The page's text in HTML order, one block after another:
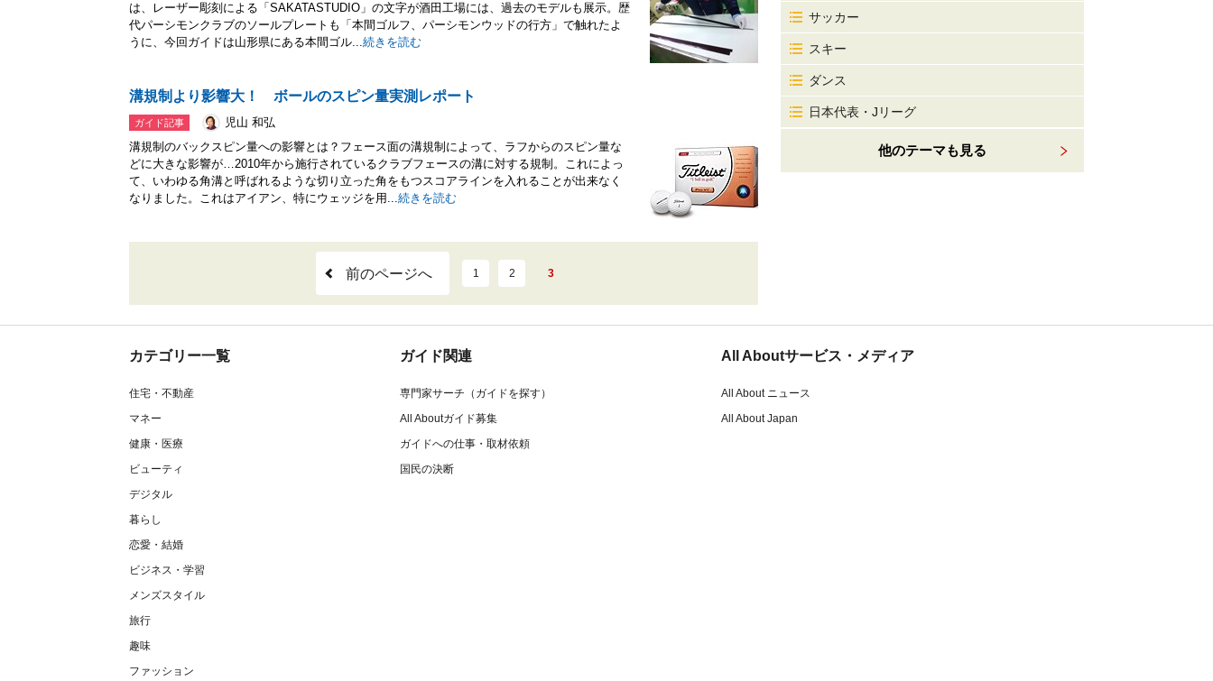
は、レーザー彫刻による「SAKATASTUDIO」の文字が酒田工場には、過去のモデルも展示。歴
代パーシモンクラブのソールプレートも「本間ゴルフ、パーシモンウッドの行方」で触れたよ
うに、今回ガイドは山形県にある本間ゴル...続きを読む
溝規制より影響大！ ボールのスピン量実測レポート
ガイド記事
児山 和弘
溝規制のバックスピン量への影響とは？フェース面の溝規制によって、ラフからのスピン量な
どに大きな影響が…2010年から施行されているクラブフェースの溝に対する規制。これによっ
て、いわゆる角溝と呼ばれるような切り立った角をもつスコアラインを入れることが出来なく
なりました。これはアイアン、特にウェッジを用...続きを読む
前のページへ 1 2 3
サッカー
スキー
ダンス
日本代表・Jリーグ
他のテーマも見る
カテゴリー一覧
住宅・不動産
マネー
健康・医療
ビューティ
デジタル
暮らし
恋愛・結婚
ビジネス・学習
メンズスタイル
旅行
趣味
ファッション
ガイド関連
専門家サーチ（ガイドを探す）
All Aboutガイド募集
ガイドへの仕事・取材依頼
国民の決断
All Aboutサービス・メディア
All About ニュース
All About Japan